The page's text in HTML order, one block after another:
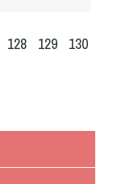
128 129 130